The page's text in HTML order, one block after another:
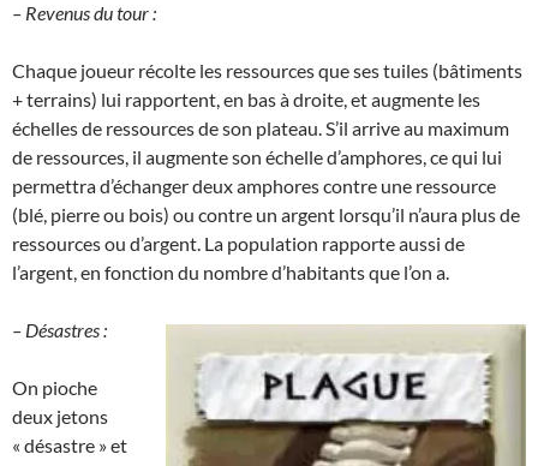
– Revenus du tour :
Chaque joueur récolte les ressources que ses tuiles (bâtiments
+ terrains) lui rapportent, en bas à droite, et augmente les
échelles de ressources de son plateau. S’il arrive au maximum
de ressources, il augmente son échelle d’amphores, ce qui lui
permettra d’échanger deux amphores contre une ressource
(blé, pierre ou bois) ou contre un argent lorsqu’il n’aura plus de
ressources ou d’argent. La population rapporte aussi de
l’argent, en fonction du nombre d’habitants que l’on a.
– Désastres :
On pioche
deux jetons
« désastre » et